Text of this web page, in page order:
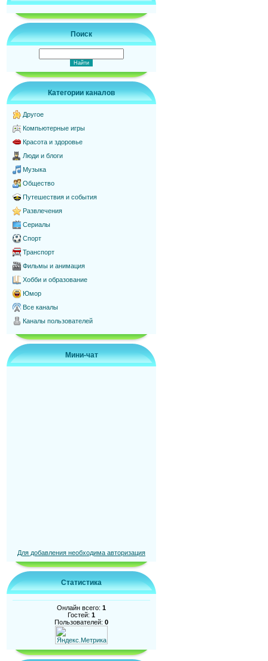
Поиск
Категории каналов
Другое
Компьютерные игры
Красота и здоровье
Люди и блоги
Музыка
Общество
Путешествия и события
Развлечения
Сериалы
Спорт
Транспорт
Фильмы и анимация
Хобби и образование
Юмор
Все каналы
Каналы пользователей
Мини-чат
Для добавления необходима авторизация
Статистика
Онлайн всего: 1
Гостей: 1
Пользователей: 0